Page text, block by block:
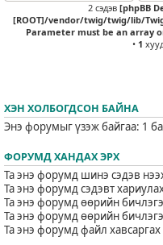
2 сэдэв [phpBB
[ROOT]/vendor/twig/twig/lib/
Parameter must be an array
• 1
ХЭН ХОЛБОГДСОН БАЙНА
Энэ форумыг үзэж байгаа: 1
ФОРУМД ХАНДАХ ЭРХ
Та энэ форумд шинэ сэдэв
Та энэ форумд сэдэвт
Та энэ форумд өөрийн
Та энэ форумд өөрийн
Та энэ форумд файл хавсаргах